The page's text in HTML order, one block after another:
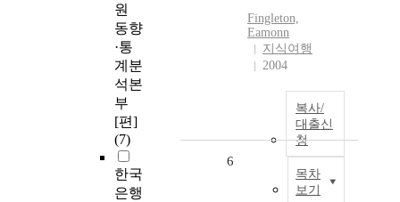
원
동향
·통
계분
석본
부
[편]
(7)
한국
은행
Fingleton,
Eamonn
지식여행
2004
복사/
대출신
청
목차
보기
6